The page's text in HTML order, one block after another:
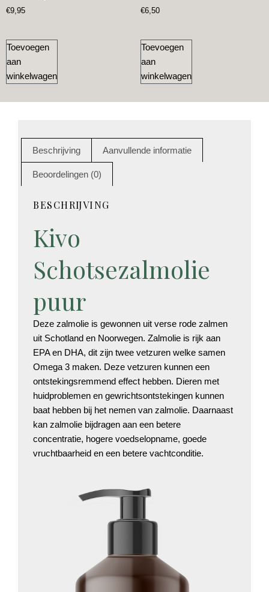
€9,95
Toevoegen
aan
winkelwagen
€6,50
Toevoegen
aan
winkelwagen
Beschrijving Aanvullende informatie
Beoordelingen (0)
BESCHRIJVING
Kivo
Schotsezalmolie
puur
Deze zalmolie is gewonnen uit verse rode zalmen
uit Schotland en Noorwegen. Zalmolie is rijk aan
EPA en DHA, dit zijn twee vetzuren welke samen
Omega 3 maken. Deze vetzuren kunnen een
ontstekingsremmend effect hebben. Dieren met
huidproblemen en gewrichtsontstekingen kunnen
baat hebben bij het nemen van zalmolie. Daarnaast
kan zalmolie bijdragen aan een betere
concentratie, hogere voedselopname, goede
vruchtbaarheid en een betere vachtconditie.